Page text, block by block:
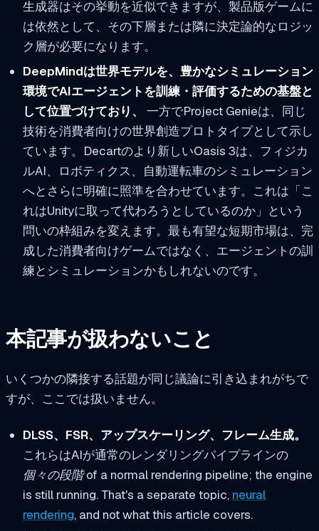
生成器はその挙動を近似できますが、製品版ゲームに
は依然として、その下層または隣に決定論的なロジッ
ク層が必要になります。
DeepMindは世界モデルを、豊かなシミュレーション
環境でAIエージェントを訓練・評価するための基盤と
して位置づけており、
一方でProject Genieは、同じ
技術を消費者向けの世界創造プロトタイプとして示し
ています。Decartのより新しいOasis 3は、フィジカ
ルAI、ロボティクス、自動運転車のシミュレーション
へとさらに明確に照準を合わせています。これは「こ
れはUnityに取って代わろうとしているのか」という
問いの枠組みを変えます。最も有望な短期市場は、完
成した消費者向けゲームではなく、エージェントの訓
練とシミュレーションかもしれないのです。
本記事が扱わないこと
いくつかの隣接する話題が同じ議論に引き込まれがちで
すが、ここでは扱いません。
DLSS、FSR、アップスケーリング、フレーム生成。
これらはAIが通常のレンダリングパイプラインの
個々の段階of a normal rendering pipeline; the engine
is still running. That's a separate topic, neural
rendering, and not what this article covers.